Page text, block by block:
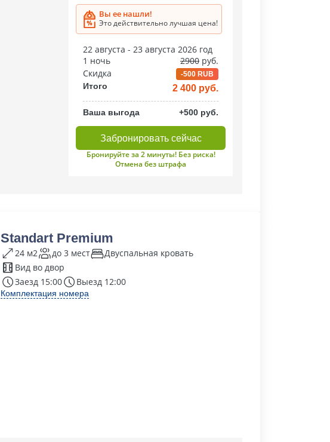
Вы ее нашли!
Это действительно лучшая цена!
22 августа - 23 августа 2026 год
1 ночь
2900 руб.
Скидка
-500 RUB
Итого 2 400 руб.
Ваша выгода +500 руб.
Забронировать сейчас
Бронируйте за 2 минуты! Без риска!
Отмена без штрафа
Standart Premium
24 м2 до 3 мест
Двуспальная кровать
Вид во двор
Заезд 15:00
Выезд 12:00
Комплектация номера